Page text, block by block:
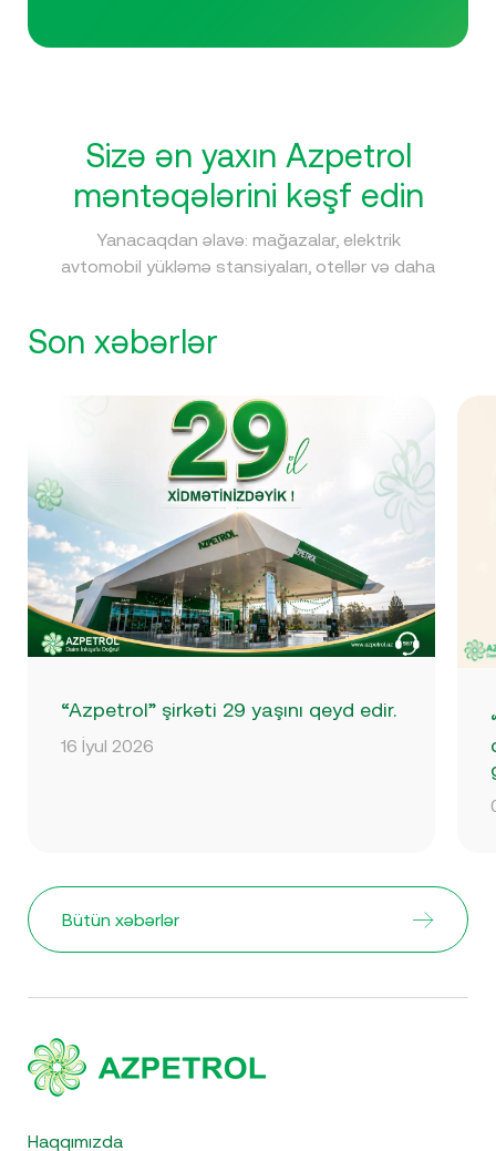
Sizə ən yaxın Azpetrol
məntəqələrini kəşf edin
Yanacaqdan əlavə: mağazalar, elektrik
avtomobil yükləmə stansiyaları, otellər və daha
Şəhər
Son xəbərlər
“Azpetrol” şirkəti 29 yaşını qeyd edir.
16 İyul 2026
Bütün xəbərlər
Haqqımızda